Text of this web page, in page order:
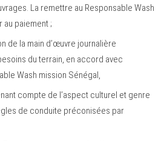
La remettre au Responsable Wash
paiement ;
de la main d’œuvre journalière
du terrain, en accord avec
Wash mission Sénégal,
compte de l’aspect culturel et genre
de conduite préconisées par